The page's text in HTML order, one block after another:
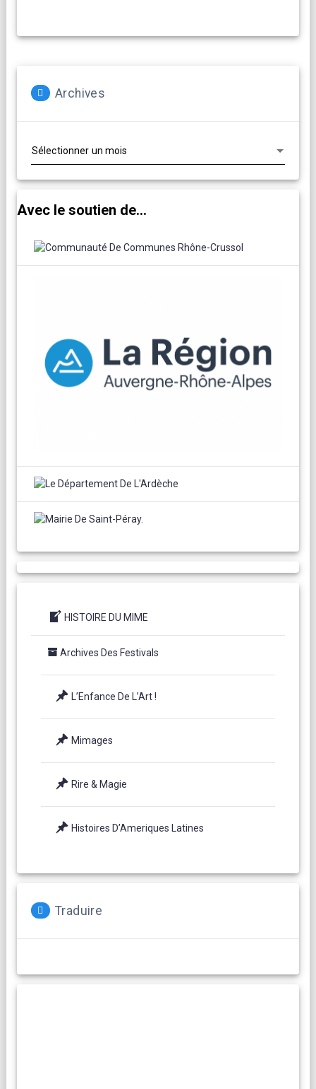
Archives
Avec le soutien de...
HISTOIRE DU MIME
Archives Des Festivals
L’Enfance De L’Art !
Mimages
Rire & Magie
Histoires D’Ameriques Latines
Traduire